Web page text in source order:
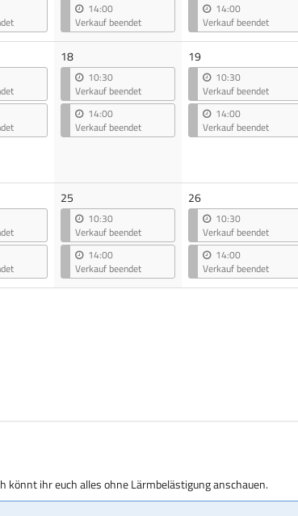
14:00
Verkauf beendet
14:00
Verkauf beendet
18
10:30
Verkauf beendet
14:00
Verkauf beendet
19
10:30
Verkauf beendet
14:00
Verkauf beendet
25
10:30
Verkauf beendet
14:00
Verkauf beendet
26
10:30
Verkauf beendet
14:00
Verkauf beendet
ihr euch alles ohne Lärmbelästigung anschauen.